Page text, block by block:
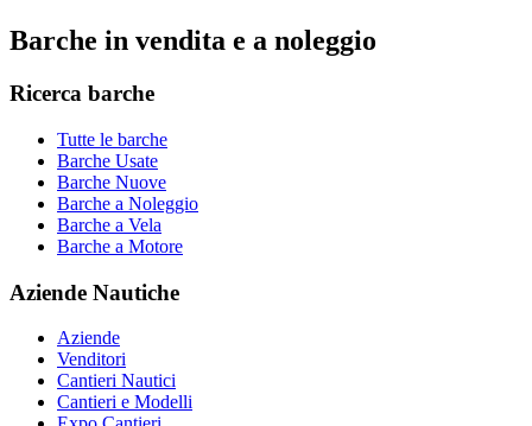
Barche in vendita e a noleggio
Ricerca barche
Tutte le barche
Barche Usate
Barche Nuove
Barche a Noleggio
Barche a Vela
Barche a Motore
Aziende Nautiche
Aziende
Venditori
Cantieri Nautici
Cantieri e Modelli